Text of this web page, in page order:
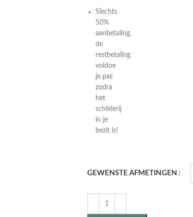
Slechts
50%
aanbetaling,
de
restbetaling
voldoe
je pas
zodra
het
schilderij
in je
bezit is!
GEWENSTE AFMETINGEN